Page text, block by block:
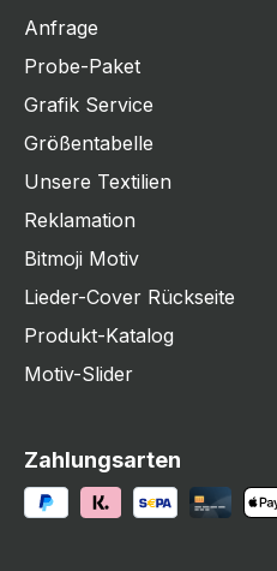
Anfrage
Probe-Paket
Grafik Service
Größentabelle
Unsere Textilien
Reklamation
Bitmoji Motiv
Lieder-Cover Rückseite
Produkt-Katalog
Motiv-Slider
Zahlungsarten